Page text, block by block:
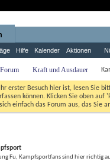
Hilfe Kalender Aktionen
Forum Kraft und Ausdauer
erster Besuch hier ist, lesen Sie
können. Klicken Sie oben
einfach das Forum aus, das Sie
Fu, Kampfsportfans sind hier richtig